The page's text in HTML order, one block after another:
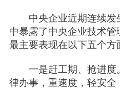
中央企业近期连续发
中暴露了中央企业技术管
最主要表现在以下五个方
一是赶工期、抢进度
律办事，重速度，轻安全